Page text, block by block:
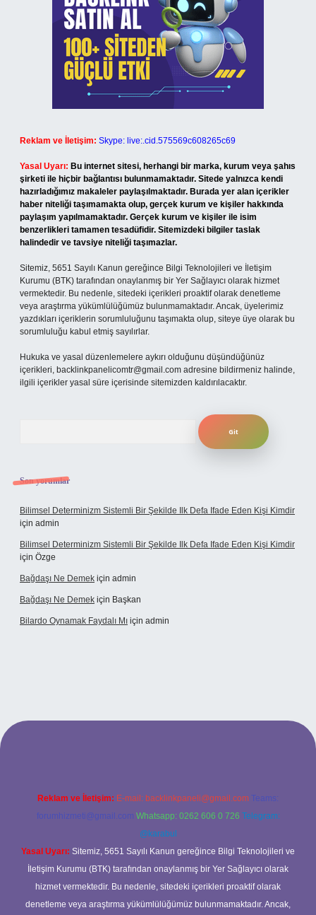
Reklam ve İletişim: Skype: live:.cid.575569c608265c69
Yasal Uyarı: Bu internet sitesi, herhangi bir marka, kurum veya şahıs
şirketi ile hiçbir bağlantısı bulunmamaktadır. Sitede yalnızca kendi
hazırladığımız makaleler paylaşılmaktadır. Burada yer alan içerikler
haber niteliği taşımamakta olup, gerçek kurum ve kişiler hakkında
paylaşım yapılmamaktadır. Gerçek kurum ve kişiler ile isim
benzerlikleri tamamen tesadüfidir. Sitemizdeki bilgiler taslak
halindedir ve tavsiye niteliği taşımazlar.
Sitemiz, 5651 Sayılı Kanun gereğince Bilgi Teknolojileri ve İletişim
Kurumu (BTK) tarafından onaylanmış bir Yer Sağlayıcı olarak hizmet
vermektedir. Bu nedenle, sitedeki içerikleri proaktif olarak denetleme
veya araştırma yükümlülüğümüz bulunmamaktadır. Ancak, üyelerimiz
yazdıkları içeriklerin sorumluluğunu taşımakta olup, siteye üye olarak bu
sorumluluğu kabul etmiş sayılırlar.
Hukuka ve yasal düzenlemelere aykırı olduğunu düşündüğünüz
içerikleri, backlinkpanelicomtr@gmail.com adresine bildirmeniz halinde,
ilgili içerikler yasal süre içerisinde sitemizden kaldırılacaktır.
Son yorumlar
Bilimsel Determinizm Sistemli Bir Şekilde Ilk Defa Ifade Eden Kişi Kimdir
için admin
Bilimsel Determinizm Sistemli Bir Şekilde Ilk Defa Ifade Eden Kişi Kimdir
için Özge
Bağdaşı Ne Demek için admin
Bağdaşı Ne Demek için Başkan
Bilardo Oynamak Faydalı Mı için admin
Reklam ve İletişim: E-mail: backlinkpaneli@gmail.com Teams:
forumhizmeti@gmail.com Whatsapp: 0262 606 0 726 Telegram:
@karabul
Yasal Uyarı: Sitemiz, 5651 Sayılı Kanun gereğince Bilgi Teknolojileri ve
İletişim Kurumu (BTK) tarafından onaylanmış bir Yer Sağlayıcı olarak
hizmet vermektedir. Bu nedenle, sitedeki içerikleri proaktif olarak
denetleme veya araştırma yükümlülüğümüz bulunmamaktadır. Ancak,